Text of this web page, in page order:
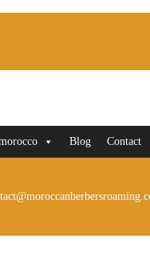
Blog Contact